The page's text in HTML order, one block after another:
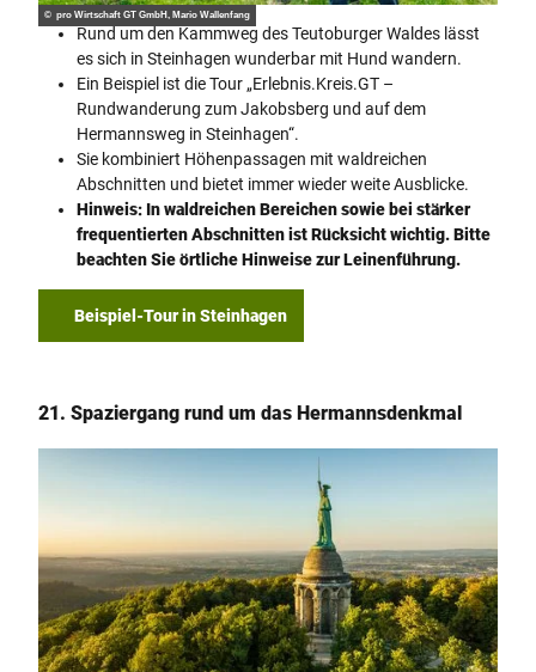
© pro Wirtschaft GT GmbH, Mario Wallenfang
Rund um den Kammweg des Teutoburger Waldes lässt
es sich in Steinhagen wunderbar mit Hund wandern.
Ein Beispiel ist die Tour „Erlebnis.Kreis.GT –
Rundwanderung zum Jakobsberg und auf dem
Hermannsweg in Steinhagen“.
Sie kombiniert Höhenpassagen mit waldreichen
Abschnitten und bietet immer wieder weite Ausblicke.
Hinweis: In waldreichen Bereichen sowie bei stärker
frequentierten Abschnitten ist Rücksicht wichtig. Bitte
beachten Sie örtliche Hinweise zur Leinenführung.
Beispiel-Tour in Steinhagen
21. Spaziergang rund um das Hermannsdenkmal